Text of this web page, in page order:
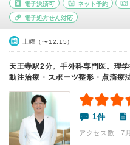
電子決済可 ネット予約
電子処方せん対応
土曜（〜12:15）
天王寺駅2分。手外科専門医。理
動注治療・スポーツ整形・点滴療法
1件
アクセス数 7